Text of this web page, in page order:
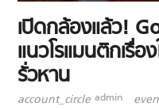
เปิดกล้องแล้ว!
แนวโรแมนติกเรื่
รั่วหาน
account_circle admin